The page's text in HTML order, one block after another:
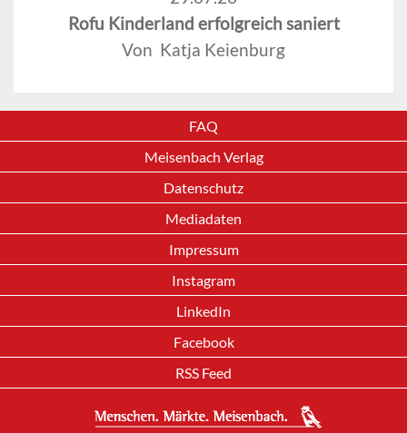
Rofu Kinderland erfolgreich saniert
Von Katja Keienburg
FAQ
Meisenbach Verlag
Datenschutz
Mediadaten
Impressum
Instagram
LinkedIn
Facebook
RSS Feed